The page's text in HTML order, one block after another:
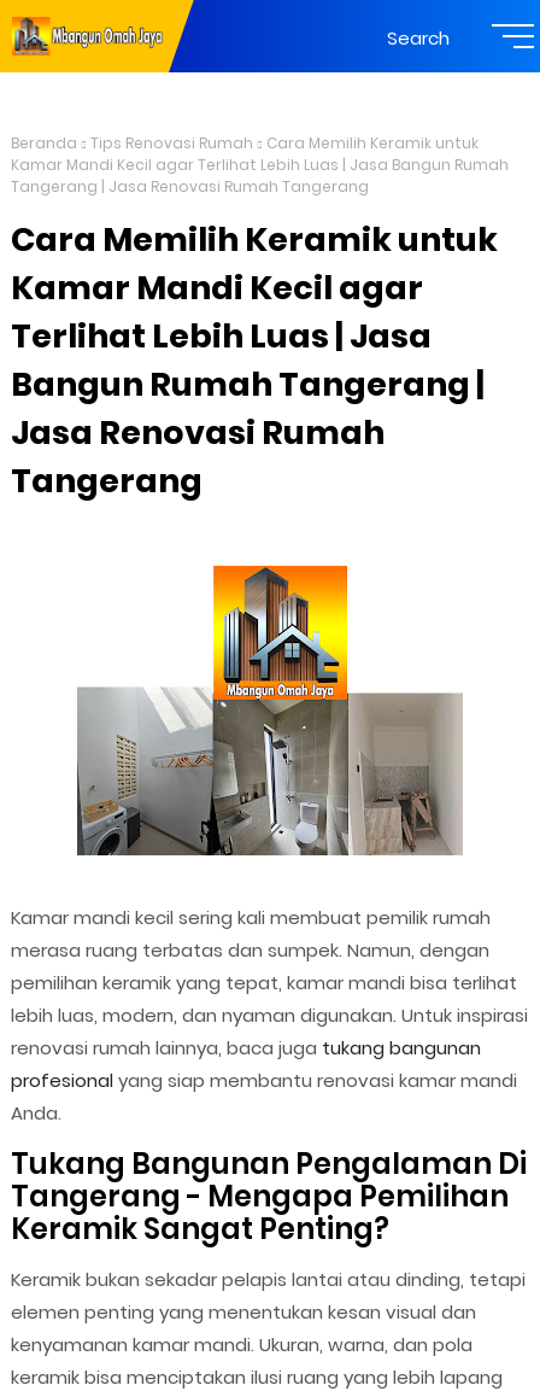
Search
Beranda Tips Renovasi Rumah
Cara Memilih Keramik untuk
Kamar Mandi Kecil agar Terlihat Lebih Luas | Jasa Bangun Rumah
Tangerang | Jasa Renovasi Rumah Tangerang
Cara Memilih Keramik untuk
Kamar Mandi Kecil agar
Terlihat Lebih Luas | Jasa
Bangun Rumah Tangerang |
Jasa Renovasi Rumah
Tangerang
Kamar mandi kecil sering kali membuat pemilik rumah
merasa ruang terbatas dan sumpek. Namun, dengan
pemilihan keramik yang tepat, kamar mandi bisa terlihat
lebih luas, modern, dan nyaman digunakan. Untuk inspirasi
renovasi rumah lainnya, baca juga tukang bangunan
profesional yang siap membantu renovasi kamar mandi
Anda.
Tukang Bangunan Pengalaman Di
Tangerang - Mengapa Pemilihan
Keramik Sangat Penting?
Keramik bukan sekadar pelapis lantai atau dinding, tetapi
elemen penting yang menentukan kesan visual dan
kenyamanan kamar mandi. Ukuran, warna, dan pola
keramik bisa menciptakan ilusi ruang yang lebih lapang